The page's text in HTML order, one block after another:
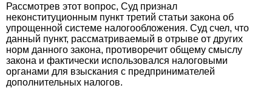
Рассмотрев этот вопрос, Суд признал
неконституционным пункт третий статьи закона об
упрощенной системе налогообложения. Суд счел, что
данный пункт, рассматриваемый в отрыве от других
норм данного закона, противоречит общему смыслу
закона и фактически использовался налоговыми
органами для взыскания с предпринимателей
дополнительных налогов.